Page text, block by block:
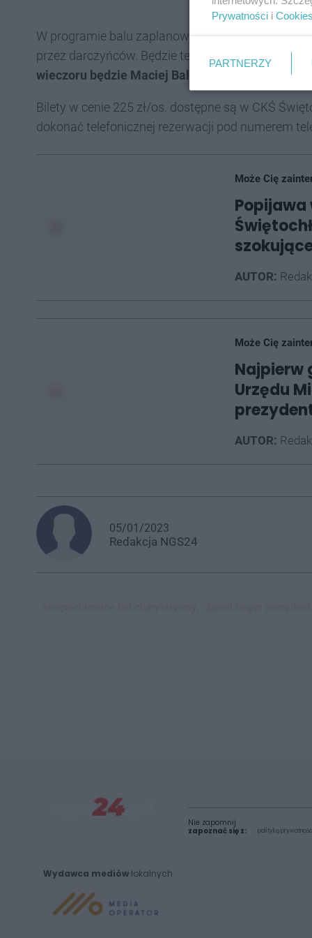
W programie balu zaplanowano liczne aukcje
przez darczyńców. Będzie też pokaz tańca
wieczoru będzie Maciej Balcar – wokalista
Bilety w cenie 225 zł/os. dostępne są w CKŚ
dokonać telefonicznej rezerwacji pod numerem
Może Cię
AUTOR:
Może Cię
Najpierw
Urzędu
AUTOR:
05/01/2023
Redakcja NGS24
Wydawca mediów lokalnych
Nie zapomnij
zapoznać się z:
polityką
Prywatności i Cookies
PARTNERZY